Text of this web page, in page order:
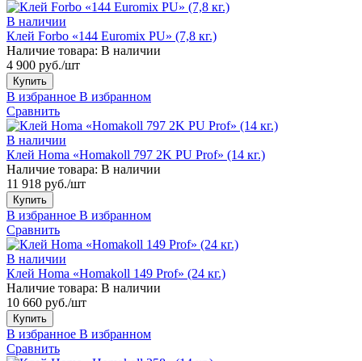
В наличии
Клей Forbo «144 Euromix PU» (7,8 кг.)
Наличие товара: В наличии
4 900 руб./шт
Купить
В избранное В избранном
Сравнить
В наличии
Клей Homa «Homakoll 797 2K PU Prof» (14 кг.)
Наличие товара: В наличии
11 918 руб./шт
Купить
В избранное В избранном
Сравнить
В наличии
Клей Homa «Homakoll 149 Prof» (24 кг.)
Наличие товара: В наличии
10 660 руб./шт
Купить
В избранное В избранном
Сравнить